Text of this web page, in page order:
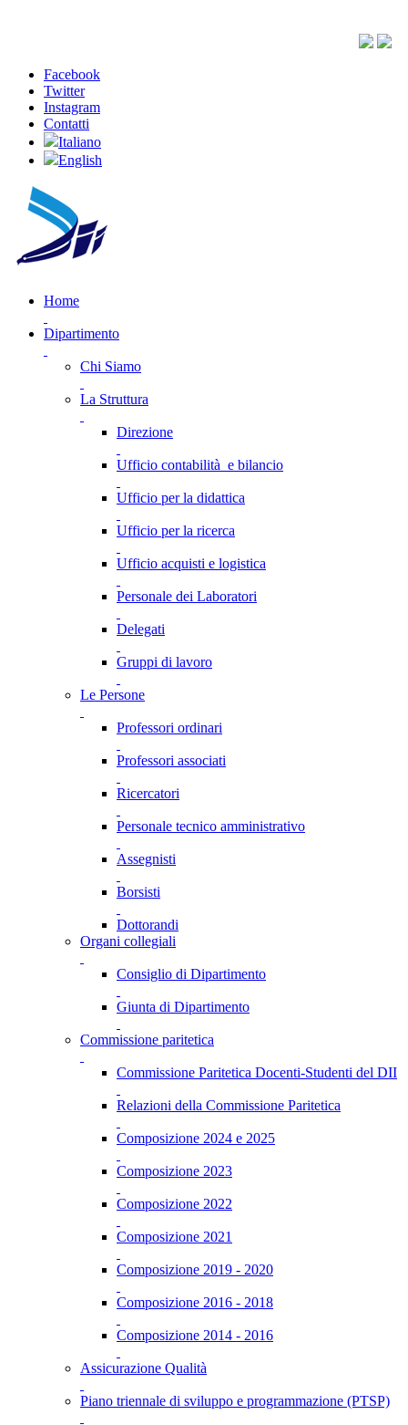
Facebook
Twitter
Instagram
Contatti
Italiano
English
Home
Dipartimento
Chi Siamo
La Struttura
Direzione
Ufficio contabilità e bilancio
Ufficio per la didattica
Ufficio per la ricerca
Ufficio acquisti e logistica
Personale dei Laboratori
Delegati
Gruppi di lavoro
Le Persone
Professori ordinari
Professori associati
Ricercatori
Personale tecnico amministrativo
Assegnisti
Borsisti
Dottorandi
Organi collegiali
Consiglio di Dipartimento
Giunta di Dipartimento
Commissione paritetica
Commissione Paritetica Docenti-Studenti del DII
Relazioni della Commissione Paritetica
Composizione 2024 e 2025
Composizione 2023
Composizione 2022
Composizione 2021
Composizione 2019 - 2020
Composizione 2016 - 2018
Composizione 2014 - 2016
Assicurazione Qualità
Piano triennale di sviluppo e programmazione (PTSP)